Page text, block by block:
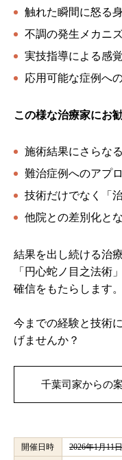
触れた瞬間に怒る
不調の発生メカニ
実技指導による感
応用可能な症例へ
この様な治療家にお
施術結果にさらな
難治症例へのアプ
技術だけでなく「
他院との差別化と
結果を出し続ける治
「円心蛇ノ目之法術
確信をもたらします。
今までの経験と技術
げませんか？
千葉司家からの
開催日時
2026年1月11